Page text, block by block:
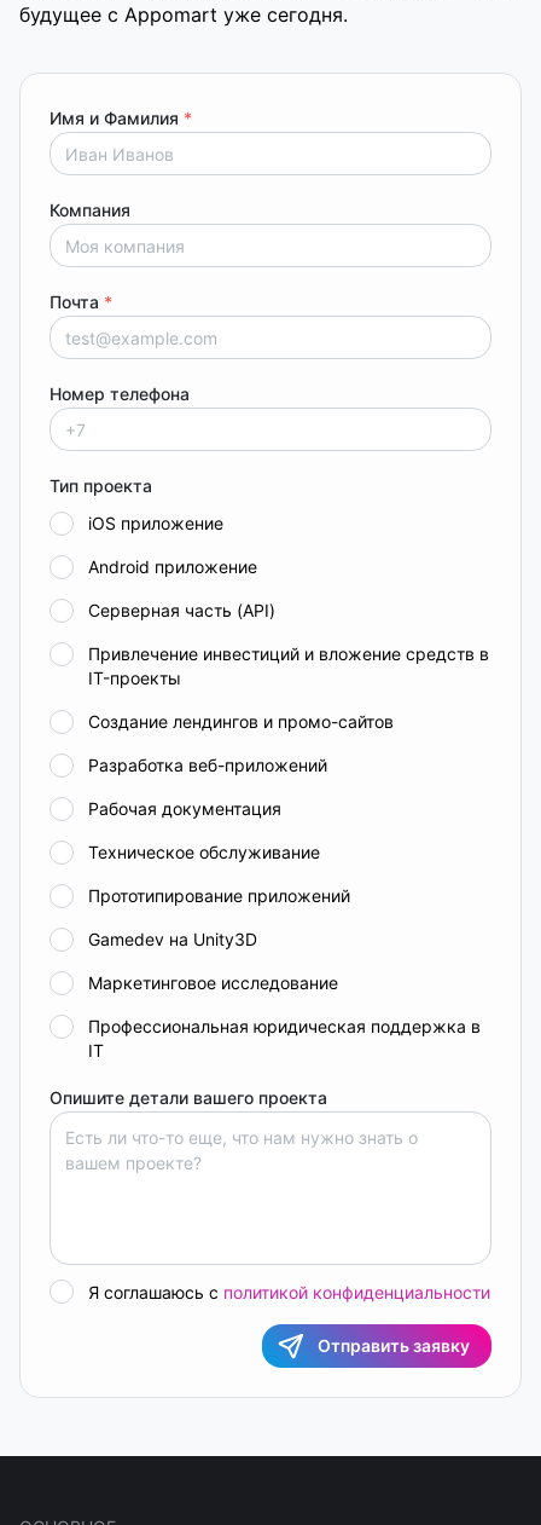
будущее с Appomart уже сегодня.
Имя и Фамилия *
Компания
Почта *
Номер телефона
Тип проекта
iOS приложение
Android приложение
Серверная часть (API)
Привлечение инвестиций и вложение средств в
IT-проекты
Создание лендингов и промо-сайтов
Разработка веб-приложений
Рабочая документация
Техническое обслуживание
Прототипирование приложений
Gamedev на Unity3D
Маркетинговое исследование
Профессиональная юридическая поддержка в
IT
Опишите детали вашего проекта
Я соглашаюсь с политикой конфиденциальности
Отправить заявку